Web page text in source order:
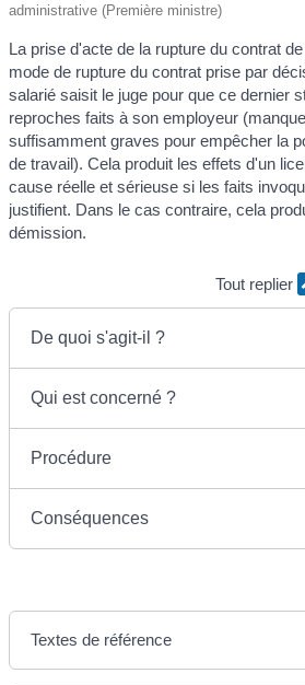
administrative (Première ministre)
La prise d'acte de la rupture du contrat
mode de rupture du contrat prise par
salarié saisit le juge pour que ce dernier
reproches faits à son employeur
suffisamment graves pour empêcher la
de travail). Cela produit les effets d'un
cause réelle et sérieuse si les faits
justifient. Dans le cas contraire, cela
démission.
Tout replier
De quoi s'agit-il ?
Qui est concerné ?
Procédure
Conséquences
Textes de référence